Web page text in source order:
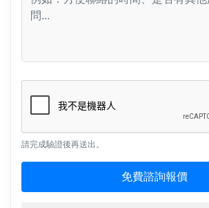
請完成驗證後再送出。
免費諮詢報價